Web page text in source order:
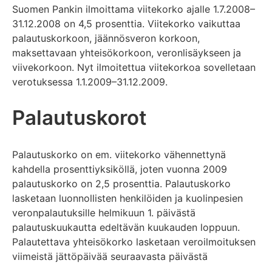
Suomen Pankin ilmoittama viitekorko ajalle 1.7.2008–
31.12.2008 on 4,5 prosenttia. Viitekorko vaikuttaa
palautuskorkoon, jäännösveron korkoon,
maksettavaan yhteisökorkoon, veronlisäykseen ja
viivekorkoon. Nyt ilmoitettua viitekorkoa sovelletaan
verotuksessa 1.1.2009–31.12.2009.
Palautuskorot
Palautuskorko on em. viitekorko vähennettynä
kahdella prosenttiyksiköllä, joten vuonna 2009
palautuskorko on 2,5 prosenttia. Palautuskorko
lasketaan luonnollisten henkilöiden ja kuolinpesien
veronpalautuksille helmikuun 1. päivästä
palautuskuukautta edeltävän kuukauden loppuun.
Palautettava yhteisökorko lasketaan veroilmoituksen
viimeistä jättöpäivää seuraavasta päivästä